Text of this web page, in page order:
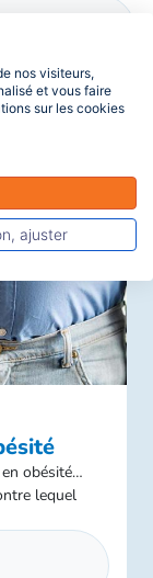
obésité…
lequel
nos visiteurs,
et vous faire
sur les cookies
ajuster